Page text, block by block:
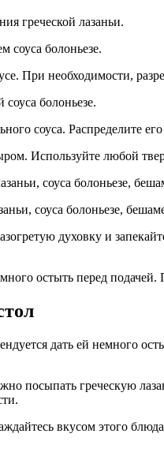
греческой лазаньи.
соуса болоньезе.
При необходимости,
болоньезе.
соуса. Распределите
Используйте любой
соуса болоньезе,
соуса болоньезе,
духовку и
остыть перед
дать ей немного
посыпать греческую
вкусом этого